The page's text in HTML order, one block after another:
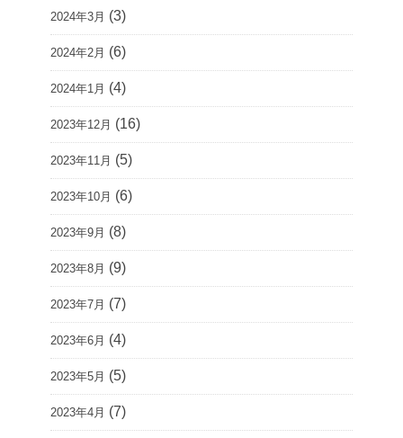
2024年3月 (3)
2024年2月 (6)
2024年1月 (4)
2023年12月 (16)
2023年11月 (5)
2023年10月 (6)
2023年9月 (8)
2023年8月 (9)
2023年7月 (7)
2023年6月 (4)
2023年5月 (5)
2023年4月 (7)